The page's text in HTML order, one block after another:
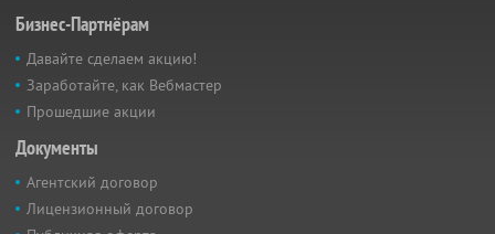
Бизнес-Партнёрам
Давайте сделаем акцию!
Заработайте, как Вебмастер
Прошедшие акции
Документы
Агентский договор
Лицензионный договор